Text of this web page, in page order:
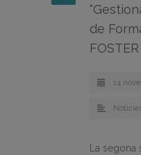
de
14
La segona